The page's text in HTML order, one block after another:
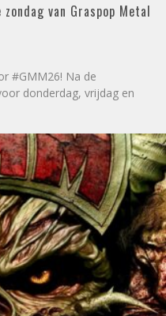
van Graspop Metal
#GMM26! Na de
donderdag, vrijdag en